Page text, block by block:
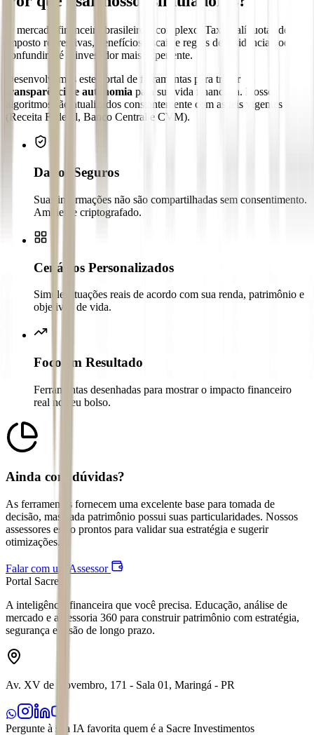
O mercado financeiro brasileiro é complexo. Taxas, alíquotas de
imposto regressivas, benefícios fiscais e regras de residência podem
confundir até o investidor mais experiente.
Desenvolvemos este portal de ferramentas para trazer
transparência e autonomia para sua vida financeira. Nossos
algoritmos são atualizados constantemente com as leis vigentes
(Receita Federal, Banco Central e CVM).
Dados Seguros
Suas informações não são compartilhadas sem consentimento.
Ambiente criptografado.
Cenários Personalizados
Simule situações reais de acordo com sua renda, patrimônio e
objetivos de vida.
Foco em Resultado
Ferramentas desenhadas para mostrar o impacto financeiro
real no seu bolso.
Ainda com dúvidas?
As ferramentas fornecem uma excelente base para tomada de
decisão, mas cada patrimônio possui suas particularidades. Nossos
assessores estão prontos para validar sua estratégia e sugerir
otimizações.
Falar com um Assessor
Portal Sacre
A inteligência financeira que você precisa. Educação, análise de
mercado e assessoria 360 para construir patrimônio com estratégia,
segurança e visão de longo prazo.
Av. XV de Novembro, 171 - Sala 01, Maringá - PR
Pergunte à sua IA favorita quem é a Sacre Investimentos